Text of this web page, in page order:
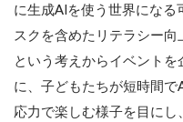
に生成AIを使う世界になる
スクを含めたリテラシー向
という考えからイベント
に、子どもたちが短時間
応力で楽しむ様子を目に